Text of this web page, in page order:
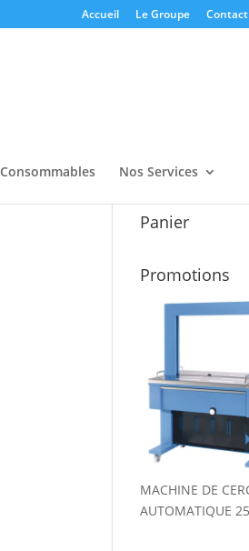
Accueil Le Groupe Contact
Consommables Nos Services
Panier
Promotions
MACHINE DE
AUTOMATIQUE